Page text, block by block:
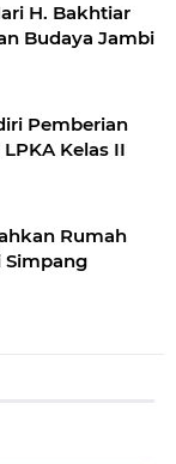
H. Bakhtiar
Budaya Jambi
Pemberian
Kelas II
Rumah
Simpang